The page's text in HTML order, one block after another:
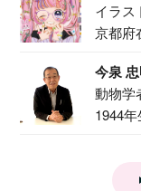
イラ
京都府
今泉
動物
1944